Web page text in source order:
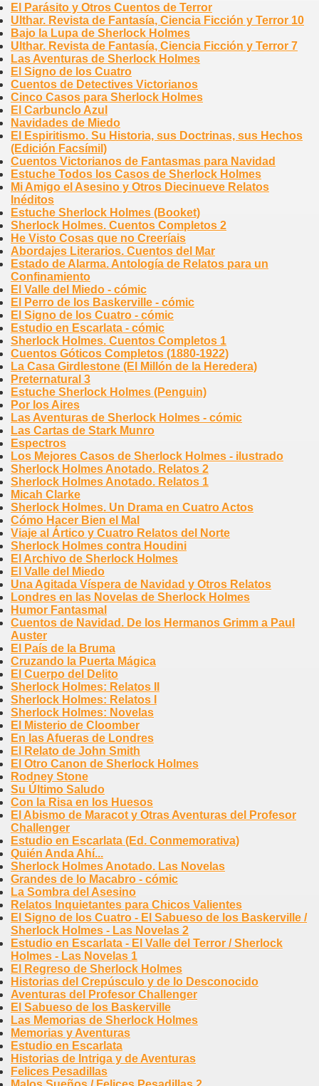
El Parásito y Otros Cuentos de Terror
Ulthar. Revista de Fantasía, Ciencia Ficción y Terror 10
Bajo la Lupa de Sherlock Holmes
Ulthar. Revista de Fantasía, Ciencia Ficción y Terror 7
Las Aventuras de Sherlock Holmes
El Signo de los Cuatro
Cuentos de Detectives Victorianos
Cinco Casos para Sherlock Holmes
El Carbunclo Azul
Navidades de Miedo
El Espiritismo. Su Historia, sus Doctrinas, sus Hechos
(Edición Facsímil)
Cuentos Victorianos de Fantasmas para Navidad
Estuche Todos los Casos de Sherlock Holmes
Mi Amigo el Asesino y Otros Diecinueve Relatos
Inéditos
Estuche Sherlock Holmes (Booket)
Sherlock Holmes. Cuentos Completos 2
He Visto Cosas que no Creeríais
Abordajes Literarios. Cuentos del Mar
Estado de Alarma. Antología de Relatos para un
Confinamiento
El Valle del Miedo - cómic
El Perro de los Baskerville - cómic
El Signo de los Cuatro - cómic
Estudio en Escarlata - cómic
Sherlock Holmes. Cuentos Completos 1
Cuentos Góticos Completos (1880-1922)
La Casa Girdlestone (El Millón de la Heredera)
Preternatural 3
Estuche Sherlock Holmes (Penguin)
Por los Aires
Las Aventuras de Sherlock Holmes - cómic
Las Cartas de Stark Munro
Espectros
Los Mejores Casos de Sherlock Holmes - ilustrado
Sherlock Holmes Anotado. Relatos 2
Sherlock Holmes Anotado. Relatos 1
Micah Clarke
Sherlock Holmes. Un Drama en Cuatro Actos
Cómo Hacer Bien el Mal
Viaje al Ártico y Cuatro Relatos del Norte
Sherlock Holmes contra Houdini
El Archivo de Sherlock Holmes
El Valle del Miedo
Una Agitada Víspera de Navidad y Otros Relatos
Londres en las Novelas de Sherlock Holmes
Humor Fantasmal
Cuentos de Navidad. De los Hermanos Grimm a Paul
Auster
El País de la Bruma
Cruzando la Puerta Mágica
El Cuerpo del Delito
Sherlock Holmes: Relatos II
Sherlock Holmes: Relatos I
Sherlock Holmes: Novelas
El Misterio de Cloomber
En las Afueras de Londres
El Relato de John Smith
El Otro Canon de Sherlock Holmes
Rodney Stone
Su Último Saludo
Con la Risa en los Huesos
El Abismo de Maracot y Otras Aventuras del Profesor
Challenger
Estudio en Escarlata (Ed. Conmemorativa)
Quién Anda Ahí...
Sherlock Holmes Anotado. Las Novelas
Grandes de lo Macabro - cómic
La Sombra del Asesino
Relatos Inquietantes para Chicos Valientes
El Signo de los Cuatro - El Sabueso de los Baskerville /
Sherlock Holmes - Las Novelas 2
Estudio en Escarlata - El Valle del Terror / Sherlock
Holmes - Las Novelas 1
El Regreso de Sherlock Holmes
Historias del Crepúsculo y de lo Desconocido
Aventuras del Profesor Challenger
El Sabueso de los Baskerville
Las Memorias de Sherlock Holmes
Memorias y Aventuras
Estudio en Escarlata
Historias de Intriga y de Aventuras
Felices Pesadillas